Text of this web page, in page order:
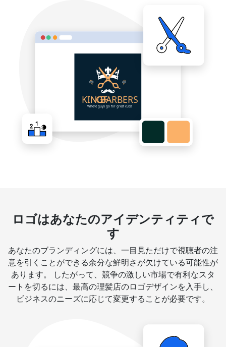
ロゴはあなたのアイデンティティで
す
あなたのブランディングには、一目見ただけで視聴者の注
意を引くことができる余分な鮮明さが欠けている可能性が
あります。 したがって、競争の激しい市場で有利なスタ
ートを切るには、最高の理髪店のロゴデザインを入手し、
ビジネスのニーズに応じて変更することが必要です。